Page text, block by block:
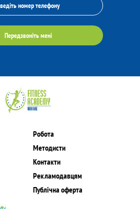
Передзвоніть мені
Робота
Методисти
Контакти
Рекламодавцям
Публічна оферта